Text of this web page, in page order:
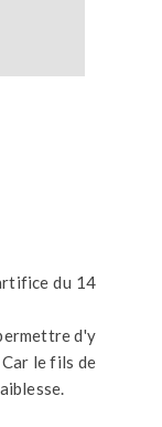
du 14
d'y
le fils de